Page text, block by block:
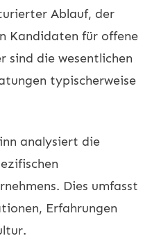
Ablauf, der
Kandidaten für offene
sind die wesentlichen
typischerweise
analysiert die
Dies umfasst
Erfahrungen